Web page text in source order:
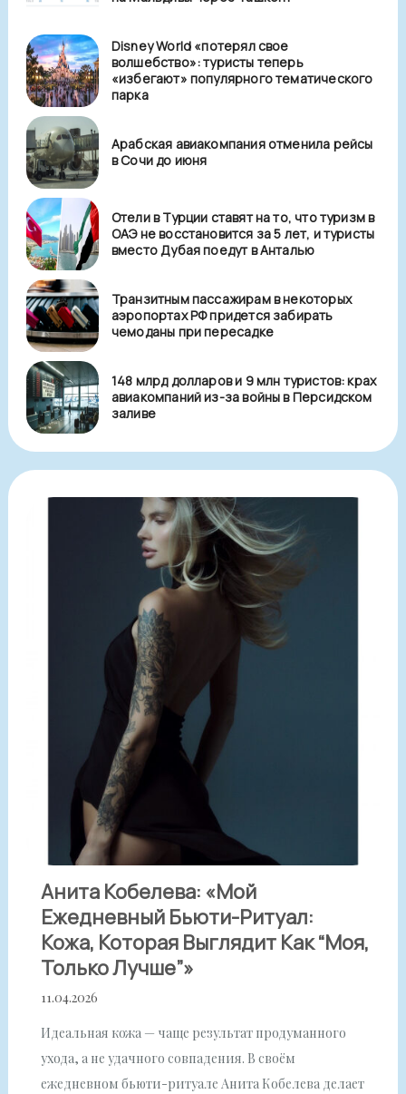
Disney World «потерял свое
волшебство»: туристы теперь
«избегают» популярного тематического
парка
Арабская авиакомпания отменила рейсы
в Сочи до июня
Отели в Турции ставят на то, что туризм в
ОАЭ не восстановится за 5 лет, и туристы
вместо Дубая поедут в Анталью
Транзитным пассажирам в некоторых
аэропортах РФ придется забирать
чемоданы при пересадке
148 млрд долларов и 9 млн туристов: крах
авиакомпаний из-за войны в Персидском
заливе
Анита Кобелева: «Мой
Ежедневный Бьюти-Ритуал:
Кожа, Которая Выглядит Как “моя,
Только Лучше”»
11.04.2026
Идеальная кожа — чаще результат продуманного
ухода, а не удачного совпадения. В своём
ежедневном бьюти-ритуале Анита Кобелева делает